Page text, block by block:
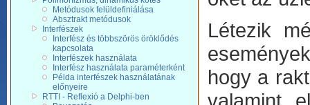
Metódusok felüldefiniálása
Absztrakt metódusok
Interfészek
Interfész és többszörös öröklődés
kapcsolata
Interfészek használata
Interfész használata paraméterként
Példa interfészek használatának
előnyeire
RTTI - Reflexió a Delphi-ben
Létezik
hogy a